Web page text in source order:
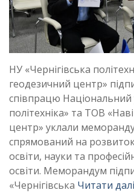
НУ «Чернігівська
геодезичний центр»
співпрацю Національний
політехніка» та ТОВ
центр» уклали
спрямований на
освіти, науки та
освіти. Меморандум
«Чернігівська Читати